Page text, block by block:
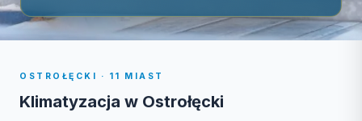
OSTROŁĘCKI · 11 MIAST
Klimatyzacja w Ostrołęcki